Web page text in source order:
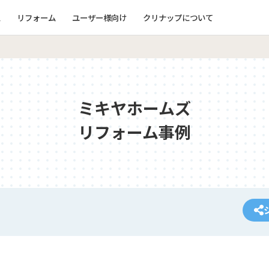
リフォーム ユーザー様向け クリナップについて
ミキヤホームズ
リフォーム事例